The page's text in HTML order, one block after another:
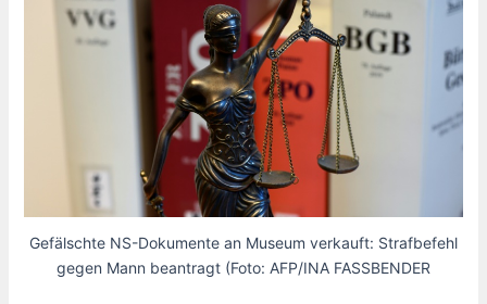
Gefälschte NS-Dokumente an Museum verkauft: Strafbefehl
gegen Mann beantragt (Foto: AFP/INA FASSBENDER